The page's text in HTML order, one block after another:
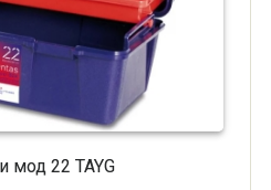
мод 22 TAYG